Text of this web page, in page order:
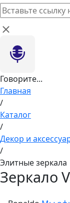
Говорите...
Главная
/
Каталог
/
Декор и
/
Элитные зеркала
Зеркало